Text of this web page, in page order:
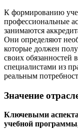
К формированию
профессиональные
занимаются
Они определяют
которые должен
своих обязанностей
специалистами из
реальным
Значение
Ключевыми
учебной